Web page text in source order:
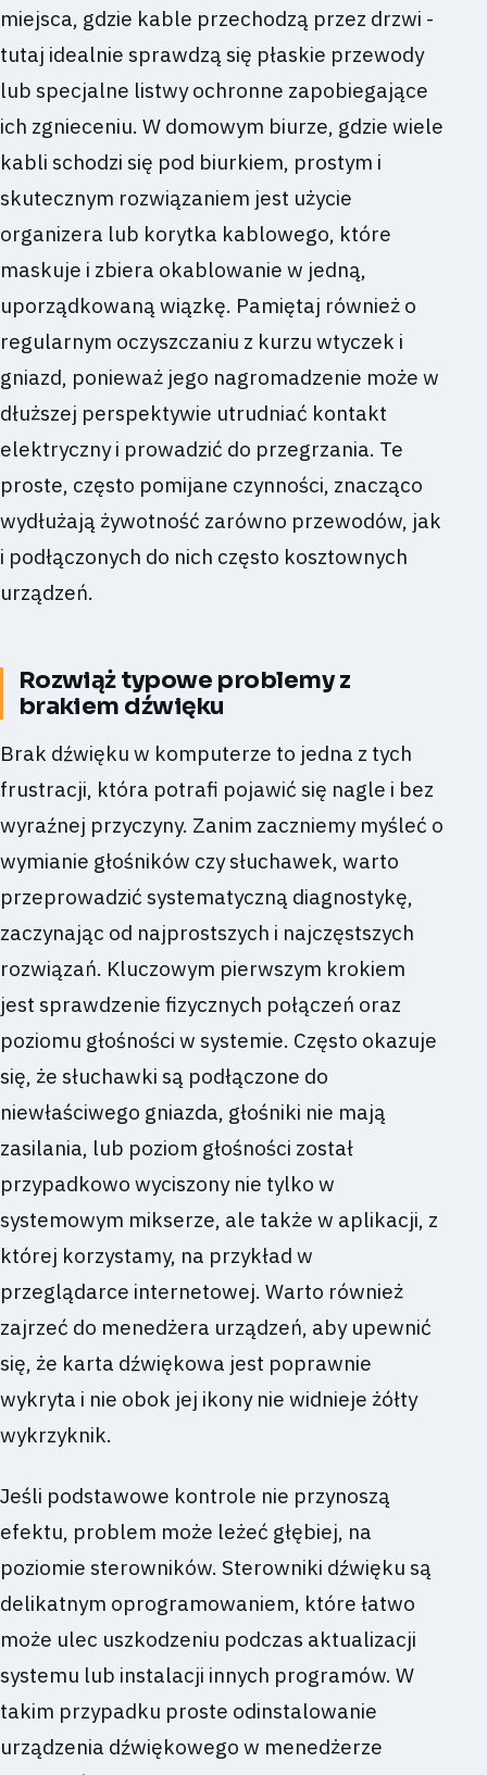
miejsca, gdzie kable przechodzą przez drzwi -
tutaj idealnie sprawdzą się płaskie przewody
lub specjalne listwy ochronne zapobiegające
ich zgnieceniu. W domowym biurze, gdzie wiele
kabli schodzi się pod biurkiem, prostym i
skutecznym rozwiązaniem jest użycie
organizera lub korytka kablowego, które
maskuje i zbiera okablowanie w jedną,
uporządkowaną wiązkę. Pamiętaj również o
regularnym oczyszczaniu z kurzu wtyczek i
gniazd, ponieważ jego nagromadzenie może w
dłuższej perspektywie utrudniać kontakt
elektryczny i prowadzić do przegrzania. Te
proste, często pomijane czynności, znacząco
wydłużają żywotność zarówno przewodów, jak
i podłączonych do nich często kosztownych
urządzeń.
Rozwiąż typowe problemy z
brakiem dźwięku
Brak dźwięku w komputerze to jedna z tych
frustracji, która potrafi pojawić się nagle i bez
wyraźnej przyczyny. Zanim zaczniemy myśleć o
wymianie głośników czy słuchawek, warto
przeprowadzić systematyczną diagnostykę,
zaczynając od najprostszych i najczęstszych
rozwiązań. Kluczowym pierwszym krokiem
jest sprawdzenie fizycznych połączeń oraz
poziomu głośności w systemie. Często okazuje
się, że słuchawki są podłączone do
niewłaściwego gniazda, głośniki nie mają
zasilania, lub poziom głośności został
przypadkowo wyciszony nie tylko w
systemowym mikserze, ale także w aplikacji, z
której korzystamy, na przykład w
przeglądarce internetowej. Warto również
zajrzeć do menedżera urządzeń, aby upewnić
się, że karta dźwiękowa jest poprawnie
wykryta i nie obok jej ikony nie widnieje żółty
wykrzyknik.
Jeśli podstawowe kontrole nie przynoszą
efektu, problem może leżeć głębiej, na
poziomie sterowników. Sterowniki dźwięku są
delikatnym oprogramowaniem, które łatwo
może ulec uszkodzeniu podczas aktualizacji
systemu lub instalacji innych programów. W
takim przypadku proste odinstalowanie
urządzenia dźwiękowego w menedżerze